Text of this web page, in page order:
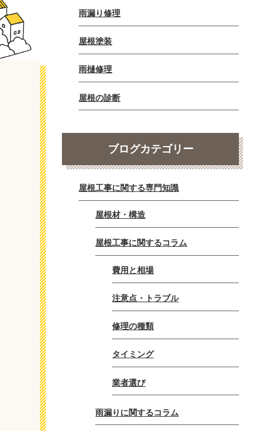
雨漏り修理
屋根塗装
雨樋修理
屋根の診断
ブログカテゴリー
屋根工事に関する専門知識
屋根材・構造
屋根工事に関するコラム
費用と相場
注意点・トラブル
修理の種類
タイミング
業者選び
雨漏りに関するコラム